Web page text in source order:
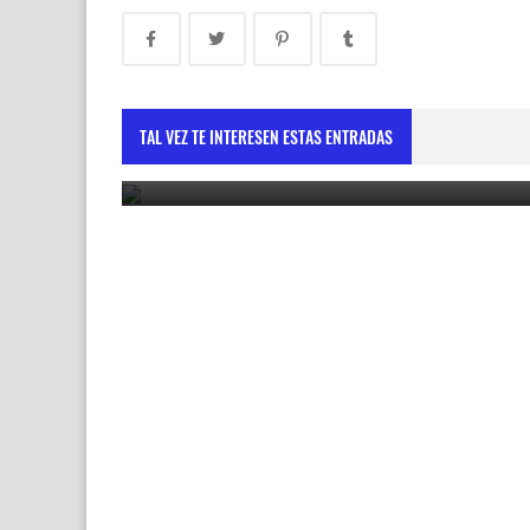
TAL VEZ TE INTERESEN ESTAS ENTRADAS
Europea como motor de desarrollo sostenible
May 30, 2025